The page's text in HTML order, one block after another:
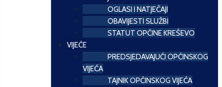
OGLASI I NATJEČAJI
OBAVIJESTI SLUŽBI
STATUT OPĆINE KREŠEVO
VIJEĆE
PREDSJEDAVAJUĆI OPĆINSKOG
VIJEĆA
TAJNIK OPĆINSKOG VIJEĆA